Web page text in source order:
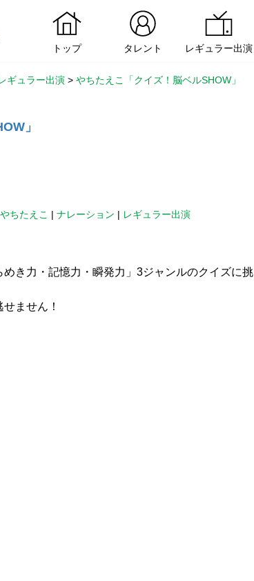
トップ タレント レギュラー出演
ギュラー出演 > やちたえこ「クイズ！脳ベルSHOW」
」
やちたえこ | ナレーション | レギュラー出演
き力・記憶力・瞬発力」3ジャンルのクイズに挑
ません！